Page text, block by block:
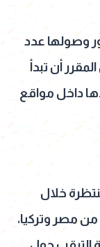
وصولها عدد
أن تبدأ
داخل مواقع
خلال
مصر وتركيا،